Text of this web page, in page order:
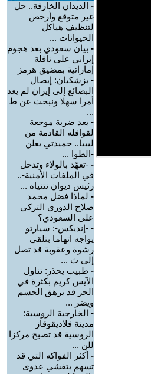
- الديدان الخارقة.. حل
غير متوقع وأرخص
لتنظيف هياكل
الحيوانات ...
- بيان سعودي بعد هجوم
إيراني على ناقلة
إماراتية بمضيق هرمز
- بزشكيان: إيصال
البضائع إلى إيران لم يعد
أمرا سهلا ونبحث عن ط
...
- بعد ضربة موجعة
لقوافله القادمة من
ليبيا.. حميدتي يعلن
-الطوا ...
- -تعهّد بالولاء وتدخل
في الملفات الأمنية-..
رئيس ديوان نتنياه ...
- لماذا فضل محمد
صلاح الدوري التركي
على السعودي؟
- -إنديكس-: سيارتو
يواجه اتهاما بتلقي
رشوة وعقوبة قد تصل
إلى ث ...
- طبيب يحذر: تناول
الآيس كريم بكثرة في
الحر قد يرهق الجسم
ويضر ...
- الخارجية الروسية:
مدينة فلاديقوقاز
الروسية قد تصبح مركزا
للن ...
- أكثر الفواكه التي قد
تسهم بتفشي عدوى